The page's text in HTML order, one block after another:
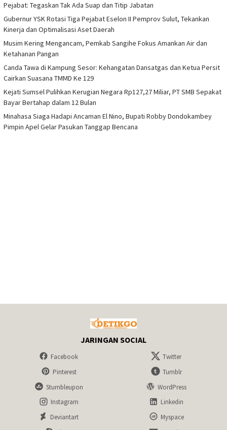
Pejabat: Tegaskan Tak Ada Suap dan Titip Jabatan
Gubernur YSK Rotasi Tiga Pejabat Eselon II Pemprov Sulut, Tekankan
Kinerja dan Optimalisasi Aset Daerah
Musim Kering Mengancam, Pemkab Sangihe Fokus Amankan Air dan
Ketahanan Pangan
Canda Tawa di Kampung Sesor: Kehangatan Dansatgas dan Ketua Persit
Cairkan Suasana TMMD Ke 129
Kejati Sumsel Pulihkan Kerugian Negara Rp127,27 Miliar, PT SMB Sepakat
Bayar Bertahap dalam 12 Bulan
Minahasa Siaga Hadapi Ancaman El Nino, Bupati Robby Dondokambey
Pimpin Apel Gelar Pasukan Tanggap Bencana
JARINGAN SOCIAL
Facebook
Twitter
Pinterest
Tumblr
Stumbleupon
WordPress
Instagram
Linkedin
Deviantart
Myspace